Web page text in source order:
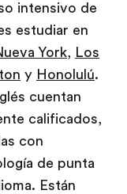
intensivo de
estudiar en
York, Los
y Honolulú.
cuentan
calificados,
con
de punta
Están